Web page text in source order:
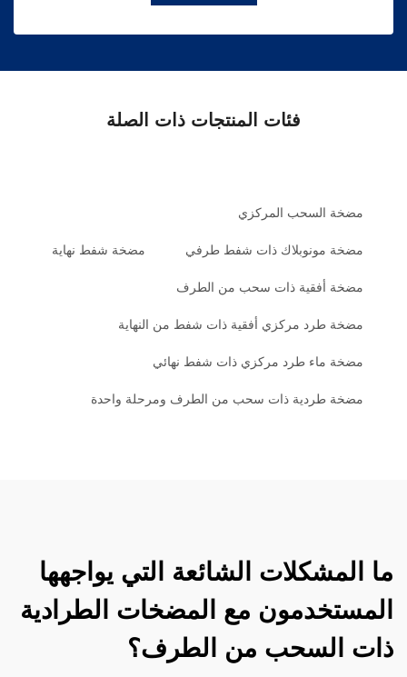
فئات المنتجات ذات الصلة
مضخة السحب المركزي
مضخة مونوبلاك ذات شفط طرفي مضخة شفط نهاية
مضخة أفقية ذات سحب من الطرف
مضخة طرد مركزي أفقية ذات شفط من النهاية
مضخة ماء طرد مركزي ذات شفط نهائي
مضخة طردية ذات سحب من الطرف ومرحلة واحدة
ما المشكلات الشائعة التي يواجهها
المستخدمون مع المضخات الطرادية
ذات السحب من الطرف؟